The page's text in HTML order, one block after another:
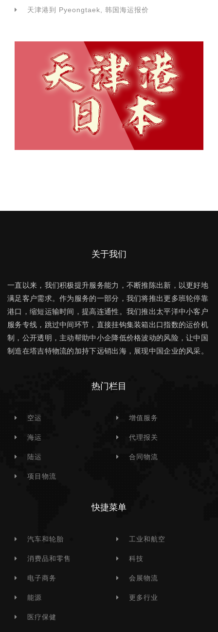
天津港到 Pyeongtaek, 韩国海运报价
关于我们
一直以来，我们积极提升服务能力，不断推陈出新，以更好地
满足客户需求。作为服务的一部分，我们将推出更多班轮停靠
港口，缩短运输时间，提高连通性。我们推出太平洋中小客户
服务专线，跳过中间环节，直接挂钩集装箱出口指数的运价机
制，公开透明，主动帮助中小企降低价格波动的风险，让中国
制造在塔吉特物流的加持下远销出海，展现中国企业的风采。
热门栏目
空运
海运
陆运
项目物流
增值服务
代理报关
合同物流
快捷菜单
汽车和轮胎
消费品和零售
电子商务
能源
医疗保健
工业和航空
科技
会展物流
更多行业